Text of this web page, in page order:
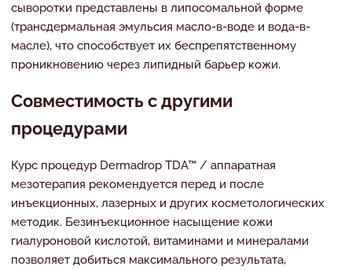
сыворотки представлены в липосомальной форме
(трансдермальная эмульсия масло-в-воде и вода-в-
масле), что способствует их беспрепятственному
проникновению через липидный барьер кожи.
Совместимость с другими
процедурами
Курс процедур Dermadrop TDA™ / аппаратная
мезотерапия рекомендуется перед и после
инъекционных, лазерных и других косметологических
методик. Безинъекционное насыщение кожи
гиалуроновой кислотой, витаминами и минералами
позволяет добиться максимального результата,